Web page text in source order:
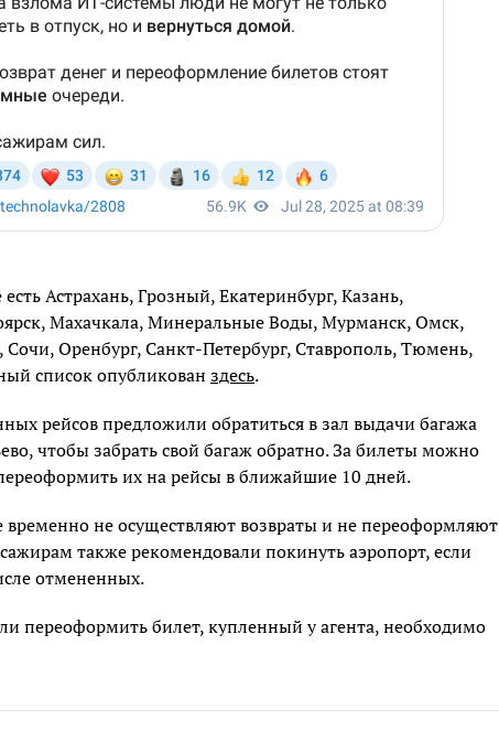
Астрахань, Грозный, Екатеринбург, Казань,
Махачкала, Минеральные Воды, Мурманск, Омск,
Оренбург, Санкт-Петербург, Ставрополь, Тюмень,
список опубликован здесь.
рейсов предложили обратиться в зал выдачи багажа
чтобы забрать свой багаж обратно. За билеты можно
их на рейсы в ближайшие 10 дней.
временно не осуществляют возвраты и не переоформляют
также рекомендовали покинуть аэропорт, если
отмененных.
переоформить билет, купленный у агента, необходимо